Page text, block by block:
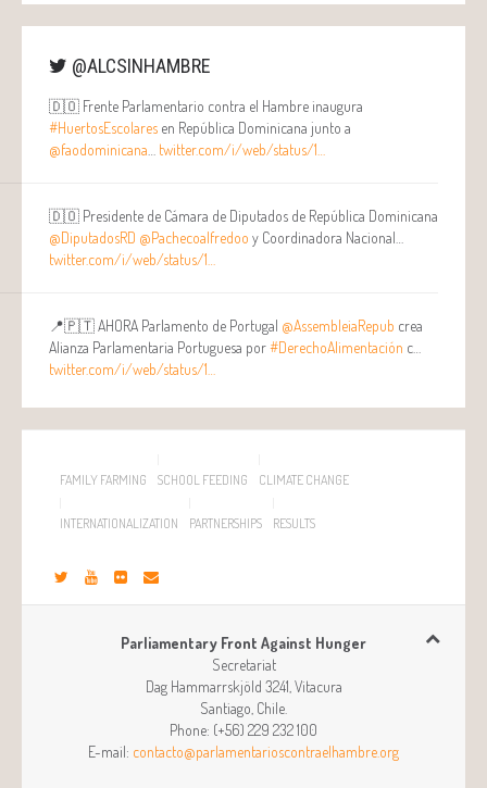
@ALCSINHAMBRE
🇩🇴 Frente Parlamentario contra el Hambre inaugura
#HuertosEscolares en República Dominicana junto a
@faodominicana
twitter.com/i/web/status/1…
🇩🇴 Presidente de Cámara de Diputados de República Dominicana
@DiputadosRD @Pachecoalfredoo y Coordinadora Nacional…
twitter.com/i/web/status/1…
📍🇵🇹 AHORA Parlamento de Portugal @AssembleiaRepub crea
Alianza Parlamentaria Portuguesa por#DerechoAlimentación c…
twitter.com/i/web/status/1…
FAMILY FARMING SCHOOL FEEDING CLIMATE CHANGE
INTERNATIONALIZATION PARTNERSHIPS RESULTS
Parliamentary Front Against Hunger
Secretariat
Dag Hammarrskjöld 3241, Vitacura
Santiago Chile
Phone: (+56) 229 232 100
E-mail: contacto@parlamentarioscontraelhambre.org